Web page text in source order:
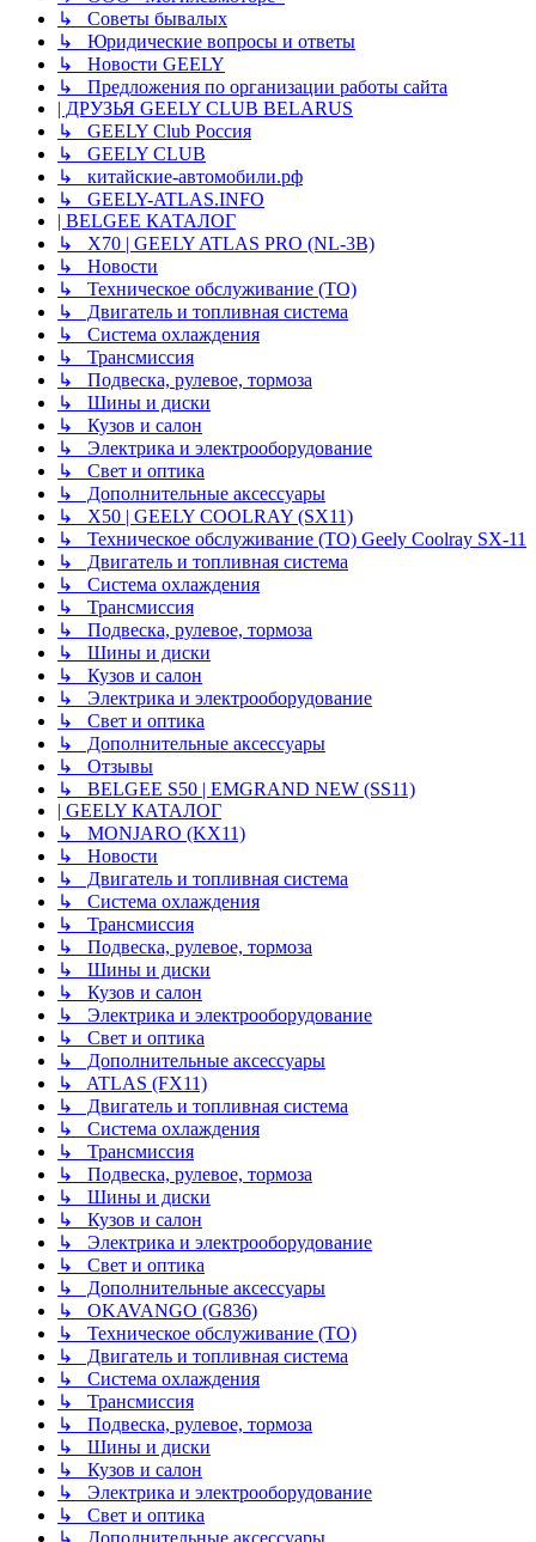
↳ Советы бывалых
↳ Юридические вопросы и ответы
↳ Новости GEELY
↳ Предложения по организации работы сайта
| ДРУЗЬЯ GEELY CLUB BELARUS
↳ GEELY Club Россия
↳ GEELY CLUB
↳ китайские-автомобили.рф
↳ GEELY-ATLAS.INFO
| BELGEE КАТАЛОГ
↳ X70 | GEELY ATLAS PRO (NL-3B)
↳ Новости
↳ Техническое обслуживание (ТО)
↳ Двигатель и топливная система
↳ Система охлаждения
↳ Трансмиссия
↳ Подвеска, рулевое, тормоза
↳ Шины и диски
↳ Кузов и салон
↳ Электрика и электрооборудование
↳ Свет и оптика
↳ Дополнительные аксессуары
↳ X50 | GEELY COOLRAY (SX11)
↳ Техническое обслуживание (ТО) Geely Coolray SX-11
↳ Двигатель и топливная система
↳ Система охлаждения
↳ Трансмиссия
↳ Подвеска, рулевое, тормоза
↳ Шины и диски
↳ Кузов и салон
↳ Электрика и электрооборудование
↳ Свет и оптика
↳ Дополнительные аксессуары
↳ Отзывы
↳ BELGEE S50 | EMGRAND NEW (SS11)
| GEELY КАТАЛОГ
↳ MONJARO (KX11)
↳ Новости
↳ Двигатель и топливная система
↳ Система охлаждения
↳ Трансмиссия
↳ Подвеска, рулевое, тормоза
↳ Шины и диски
↳ Кузов и салон
↳ Электрика и электрооборудование
↳ Свет и оптика
↳ Дополнительные аксессуары
↳ ATLAS (FX11)
↳ Двигатель и топливная система
↳ Система охлаждения
↳ Трансмиссия
↳ Подвеска, рулевое, тормоза
↳ Шины и диски
↳ Кузов и салон
↳ Электрика и электрооборудование
↳ Свет и оптика
↳ Дополнительные аксессуары
↳ OKAVANGO (G836)
↳ Техническое обслуживание (ТО)
↳ Двигатель и топливная система
↳ Система охлаждения
↳ Трансмиссия
↳ Подвеска, рулевое, тормоза
↳ Шины и диски
↳ Кузов и салон
↳ Электрика и электрооборудование
↳ Свет и оптика